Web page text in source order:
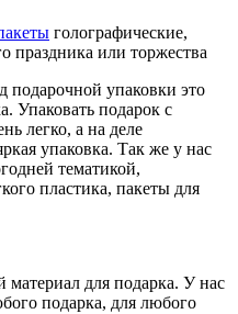
голографические,
праздника или торжества
упаковки это
Упаковать подарок с
легко, а на деле
упаковка. Так же у нас
тематикой,
пластика, пакеты для
для подарка. У нас
подарка, для любого